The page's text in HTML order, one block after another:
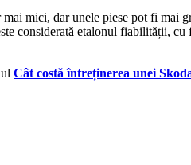
mici, dar unele piese pot fi mai
considerată etalonul fiabilității, cu
Cât costă întreținerea unei